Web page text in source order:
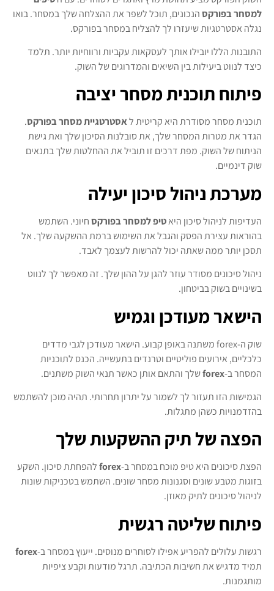
למסחר בפורקסהנכונים, תוכל לשפר את ההצלחה שלך במסחר. בואו
נגלה אסטרטגיות שיעזרו לך להצליח במסחר בפורקס.
התובנות הללו יובילו אותך לעסקאות עקביות ורווחיות יותר. תלמד
כיצד לנווט ביעילות בין השיאים והמדרוגים של השוק.
פיתוח תוכנית מסחר יציבה
תוכנית מסחר מסודרת היא קריטית לאסטרטגיית מסחר בפורקס.
הגדר את מטרות המסחר שלך, את סובלנות הסיכון שלך ואת גישת
הניתוח של השוק. מפת דרכים זו תוביל את ההחלטות שלך בתנאים
שוק דינמיים.
מערכת ניהול סיכון יעילה
העדיפות לניהול סיכון היאטיפ למסחר בפורקסחיוני. השתמש
בהוראות עצירת הפסק והגבל את השימוש ברמת ההשקעה שלך. אל
תסכן יותר ממה שאתה יכול להרשות לעצמך לאבד.
ניהול סיכונים מסודר עוזר להגן על ההון שלך. זה מאפשר לך לנווט
בשינויים בשוק בביטחון.
הישאר מעודכן וגמיש
שוק ה-forex משתנה באופן קבוע. הישאר מעודכן לגבי מדדים
כלכליים, אירועים פוליטיים וטרנדים בתעשייה. הכנס לתוכניות
המסחר ב-forexשלך והתאם אותן כאשר תנאי השוק משתנים.
הגמישות הזו תעזור לך לשמור על יתרון תחרותי. תהיה מוכן להשתמש
בהזדמנויות כשהן מתגלות.
הפצה של תיק ההשקעות שלך
הפצת סיכונים היא טיפ מוכח במסחר ב-forexלהפחתת סיכון. השקע
בזוגות מטבע שונים וסגנונות מסחר שונים. השתמש בטכניקות שונות
לניהול סיכונים לתיק מאוזן.
פיתוח שליטה רגשית
רגשות עלולים להפריע אפילו לסוחרים מנוסים. ייעוץ במסחר ב-forex
תמיד מדגיש את חשיבות הכתיבה. תרגל מודעות וקבע ציפיות
מותגמנות.